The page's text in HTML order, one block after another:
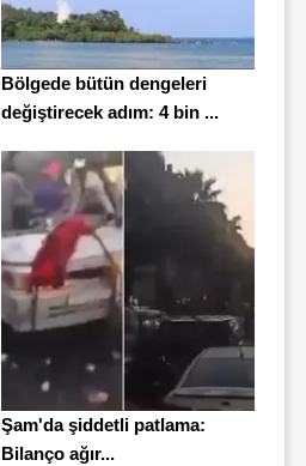
Bölgede bütün dengeleri
değiştirecek adım: 4 bin ...
Şam'da şiddetli patlama:
Bilanço ağır...